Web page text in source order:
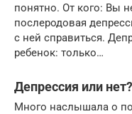
понятно. От кого: Вы
послеродовая
с ней справиться.
ребенок: только…
Депрессия или нет?
Много наслышала о